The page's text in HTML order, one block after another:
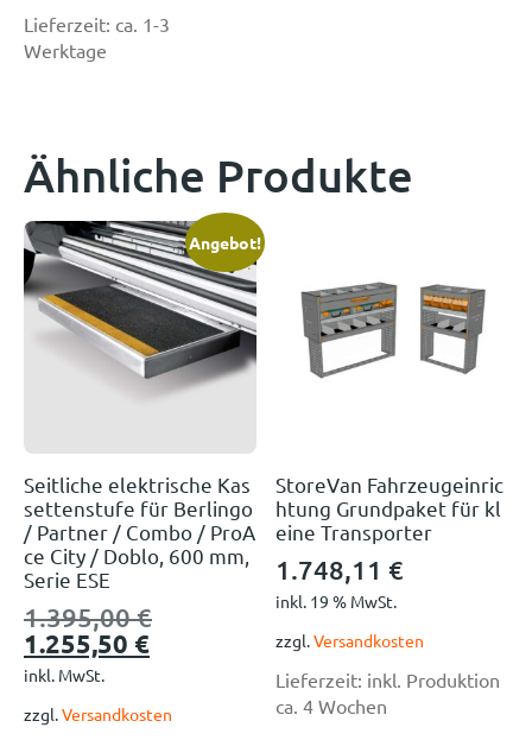
Lieferzeit: ca. 1-3
Werktage
Ähnliche Produkte
Angebot!
Seitliche elektrische Kas
settenstufe für Berlingo
/ Partner / Combo / ProA
ce City / Doblo, 600 mm,
Serie ESE
1.395,00€
1.255,50 €
inkl. MwSt.
zzgl.Versandkosten
StoreVan Fahrzeugeinric
htung Grundpaket für kl
eine Transporter
1.748,11€
inkl. 19 % MwSt.
zzgl.Versandkosten
Lieferzeit: inkl. Produktion
ca. 4 Wochen